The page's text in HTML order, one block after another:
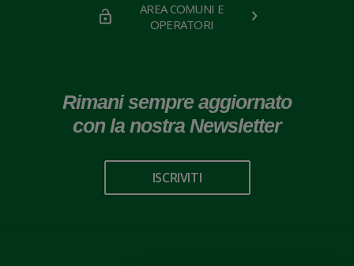
AREA COMUNI E
OPERATORI
Rimani sempre aggiornato
con la nostra Newsletter
ISCRIVITI